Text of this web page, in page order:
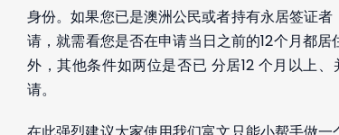
身份。如果您已是澳洲公民或者持有永居签证
请，就需看您是否在申请当日之前的12个月都
外，其他条件如两位是否已 分居12 个月以上
请。